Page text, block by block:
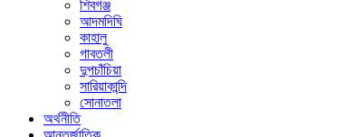
শিবগঞ্জ
আদমদিঘি
কাহালু
গাবতলী
দুপচাঁচিয়া
সারিয়াকান্দি
সোনাতলা
অর্থনীতি